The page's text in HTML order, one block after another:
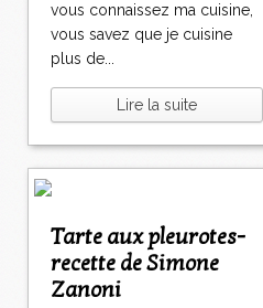
vous connaissez ma cuisine,
vous savez que je cuisine
plus de...
Lire la suite
Tarte aux pleurotes-
recette de Simone
Zanoni